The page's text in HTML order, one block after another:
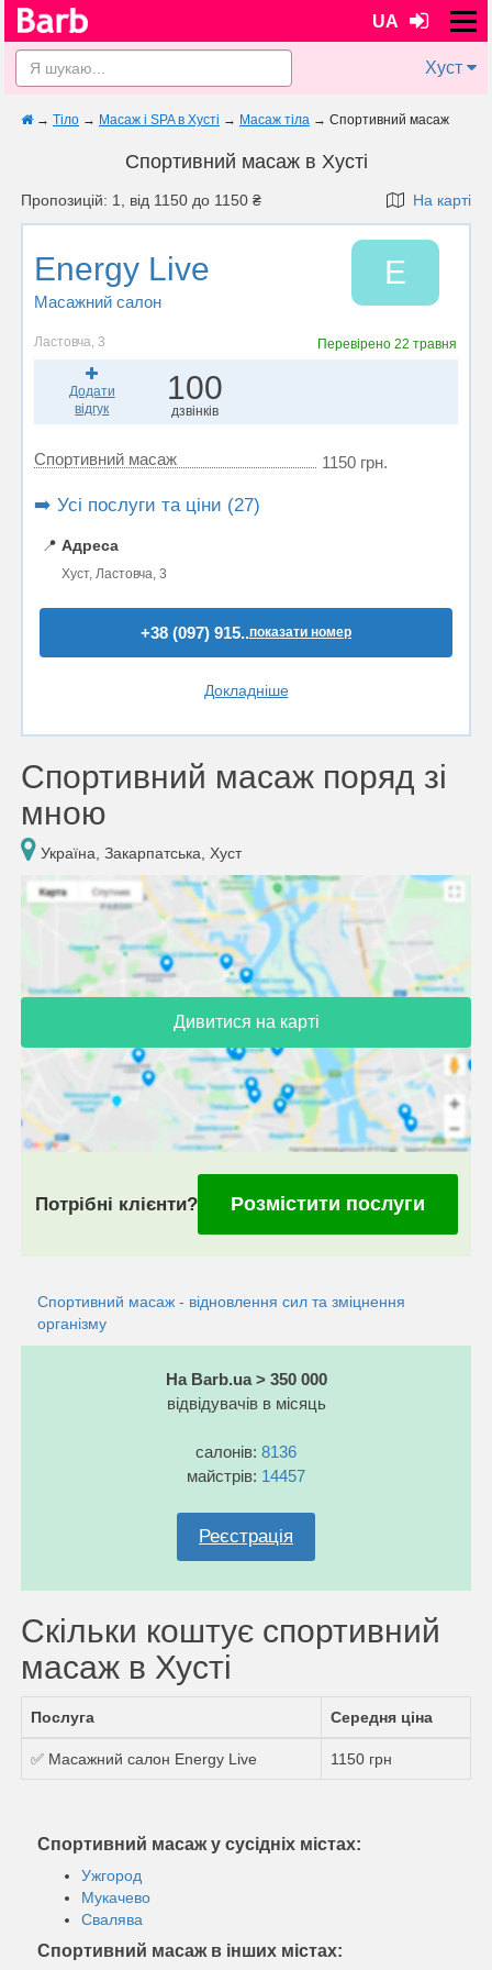
UA
Хуст
→ Тіло → Масаж і SPA в Хусті → Масаж тіла → Спортивний масаж
Спортивний масаж в Хусті
Пропозицій: 1, від 1150 до 1150 ₴ На карті
Energy Live
Масажний салон
E
Ластовча, 3 Перевірено22 травня
Додати
відгук
100
дзвінків
Спортивний масаж 1150 грн.
➡️ Усі послуги та ціни (27)
📍 Адреса
Хуст, Ластовча, 3
+38 (097) 915..показати номер
Докладніше
Спортивний масаж поряд зі
мною
Україна, Закарпатська, Хуст
Дивитися на карті
Потрібні клієнти? Розмістити послуги
Спортивний масаж - відновлення сил та зміцнення
організму
На Barb.ua > 350 000
відвідувачів в місяць
салонів: 8136
майстрів: 14457
Реєстрація
Скільки коштує спортивний
масаж в Хусті
Послуга Середня ціна
✅ Масажний салон Energy Live 1150 грн
Спортивний масаж у сусідніх містах:
Ужгород
Мукачево
Свалява
Спортивний масаж в інших містах: